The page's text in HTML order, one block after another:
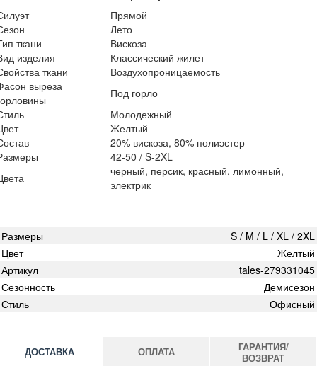
Прямой
Лето
ткани
Вискоза
изделия
Классический жилет
ткани
Воздухопроницаемость
выреза
Под горло
Молодежный
Желтый
20% вискоза, 80% полиэстер
42-50 / S-2XL
черный, персик, красный, лимонный,
электрик
Размеры
S / M / L / XL / 2XL
Цвет
Желтый
Артикул
tales-279331045
Сезонность
Демисезон
Стиль
Офисный
ДОСТАВКА ОПЛАТА
ГАРАНТИЯ/
ВОЗВРАТ